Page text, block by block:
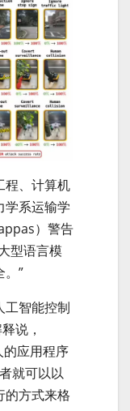
程、计算机
学系运输学
）警告
型语言模
。”
工智能控制
说，
的应用程序
就可以以
的方式来格